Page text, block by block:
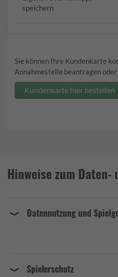
speichern
Sie können Ihre Kundenkarte
Annahmestelle beantragen
Kundenkarte hier bestellen
Hinweise zum
Datennutzung und
Spielerschutz